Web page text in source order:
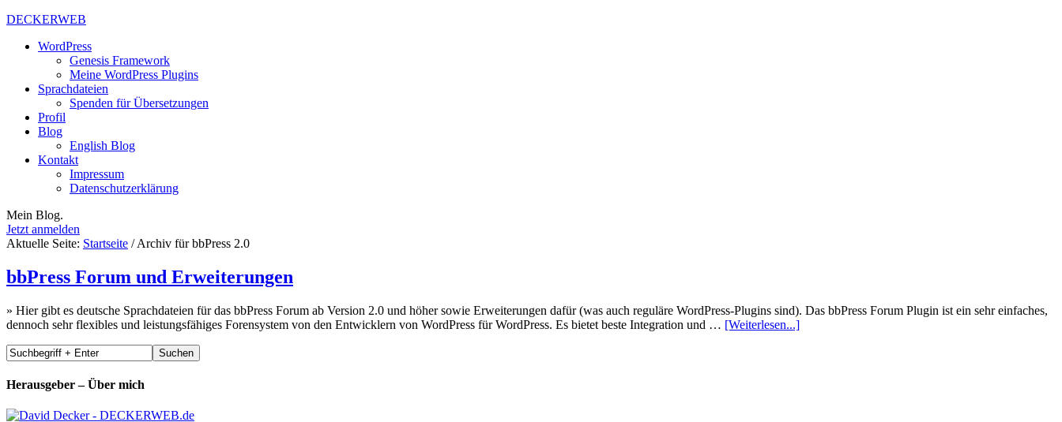
DECKERWEB
WordPress
Genesis Framework
Meine WordPress Plugins
Sprachdateien
Spenden für Übersetzungen
Profil
Blog
English Blog
Kontakt
Impressum
Datenschutzerklärung
Mein Blog.
Jetzt anmelden
Aktuelle Seite: Startseite /Archiv für bbPress 2.0
bbPress Forum und Erweiterungen
» Hier gibt es deutsche Sprachdateien für das bbPress Forum ab Version 2.0 und höher sowie Erweiterungen dafür (was auch reguläre WordPress-Plugins sind). Das bbPress Forum Plugin ist ein sehr einfaches,
dennoch sehr flexibles und leistungsfähiges Forensystem von den Entwicklern von WordPress für WordPress. Es bietet beste Integration und … [Weiterlesen...]
Herausgeber – Über mich